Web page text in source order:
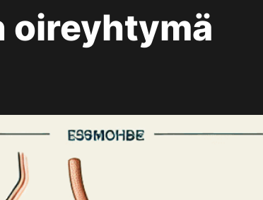
oireyhtymä